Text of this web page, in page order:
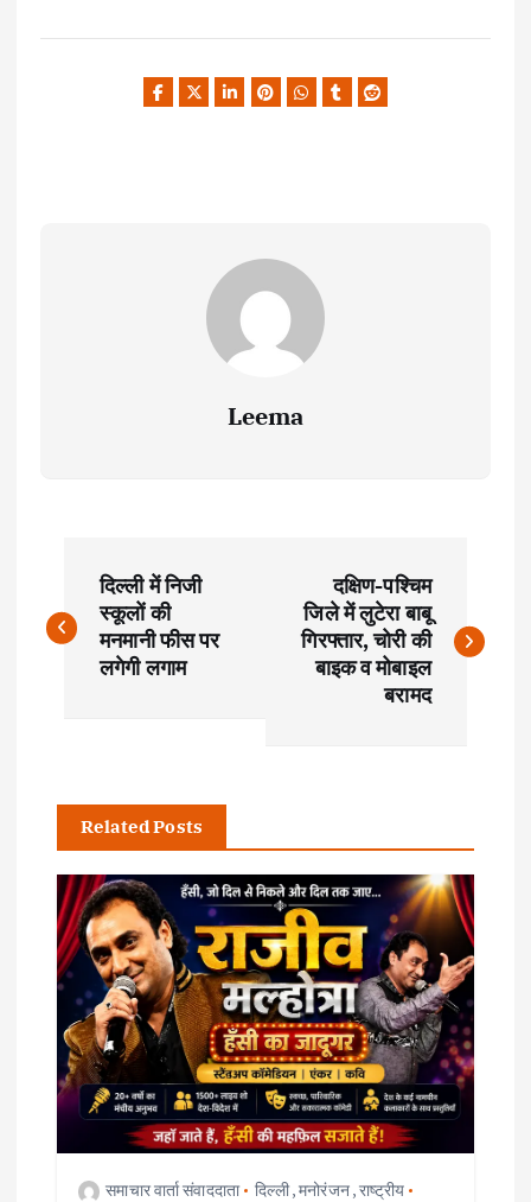
Leema
o
n
a
v
g
a
t
दिल्ली में निजी
स्कूलों की
मनमानी फीस पर
लगेगी लगाम
दक्षिण-पश्चिम
जिले में लुटेरा बाबू
गिरफ्तार, चोरी की
बाइक व मोबाइल
बरामद
Related Posts
समाचार वार्ता संवाददाता दिल्ली,मनोरंजन,राष्ट्रीय